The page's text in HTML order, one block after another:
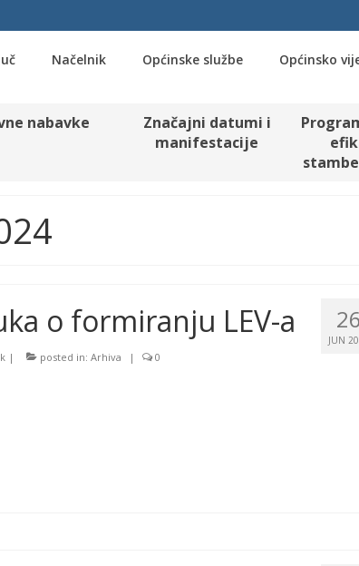
Načelnik Općinske službe Općinsko
nabavke
Značajni datumi i
manifestacije
26
JUN
o formiranju LEV-a
| posted in: Arhiva | 0